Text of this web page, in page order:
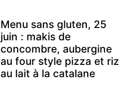
Menu sans gluten, 25
juin : makis de
concombre, aubergine
au four style pizza et riz
au lait à la catalane